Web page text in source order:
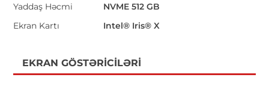
Yaddaş Həcmi
NVME 512 GB
Ekran Kartı
Intel® Iris® X
EKRAN GÖSTƏRICILƏRI